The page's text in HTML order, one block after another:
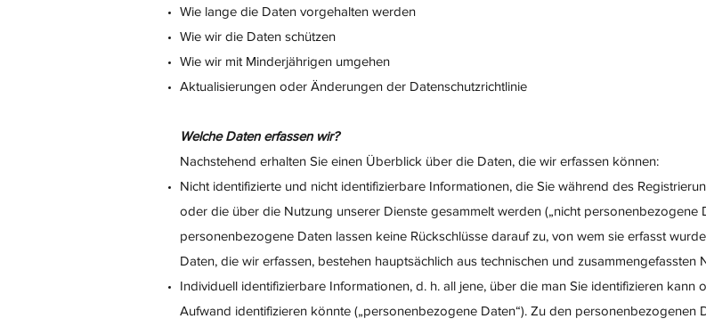
Wie lange die Daten vorgehalten werden
Wie wir die Daten schützen
Wie wir mit Minderjährigen umgehen
Aktualisierungen oder Änderungen der Datenschutzrichtlinie
Welche Daten erfassen wir?
Nachstehend erhalten Sie einen Überblick über die Daten, die wir erfassen können:
Nicht identifizierte und nicht identifizierbare Informationen, die Sie während des
oder die über die Nutzung unserer Dienste gesammelt werden („nicht personenbezogene
personenbezogene Daten lassen keine Rückschlüsse darauf zu, von wem sie erfasst
Daten, die wir erfassen, bestehen hauptsächlich aus technischen und zusammengefassten
Individuell identifizierbare Informationen, d. h. all jene, über die man Sie identifizieren kann
Aufwand identifizieren könnte („personenbezogene Daten“). Zu den personenbezogenen